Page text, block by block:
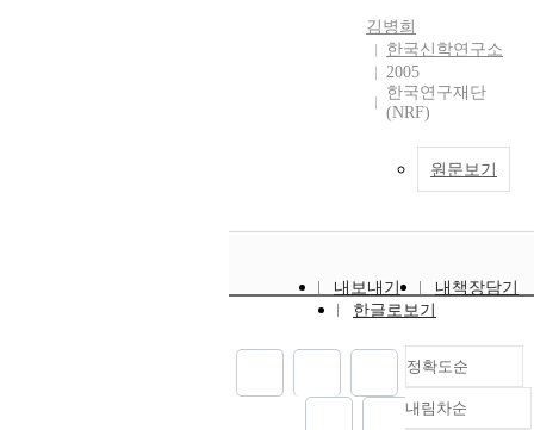
김병희
한국신학연구소
2005
한국연구재단
(NRF)
원문보기
내보내기
내책장담기
한글로보기
정확도순
정확도
내림차순